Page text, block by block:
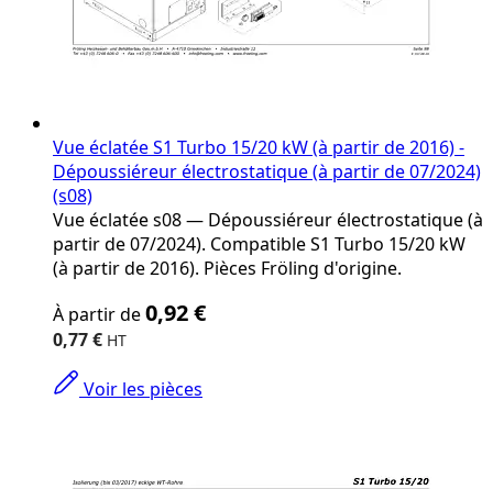
Vue éclatée S1 Turbo 15/20 kW (à partir de 2016) -
Dépoussiéreur électrostatique (à partir de 07/2024)
(s08)
Vue éclatée s08 — Dépoussiéreur électrostatique (à
partir de 07/2024). Compatible S1 Turbo 15/20 kW
(à partir de 2016). Pièces Fröling d'origine.
price
depends
the
À partir de0,92 €
0,77 €
Voir les pièces